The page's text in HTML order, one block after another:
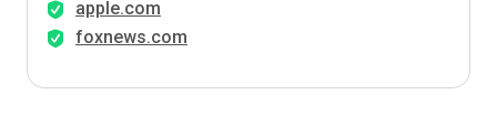
apple.com
foxnews.com